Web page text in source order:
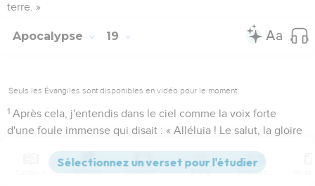
terre. »
Apocalypse 19
Seuls les Évangiles sont disponibles en vidéo pour le moment.
1 Après cela, j'entendis dans le ciel comme la voix forte
d'une foule immense qui disait : « Alléluia ! Le salut, la gloire
Oui, ses jugements sont vrais et justes, car il a jugé la
Versions Commentaires Strong